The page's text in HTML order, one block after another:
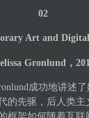
02
Art and
Gronlund，
成功地讲述
的先驱，后人类